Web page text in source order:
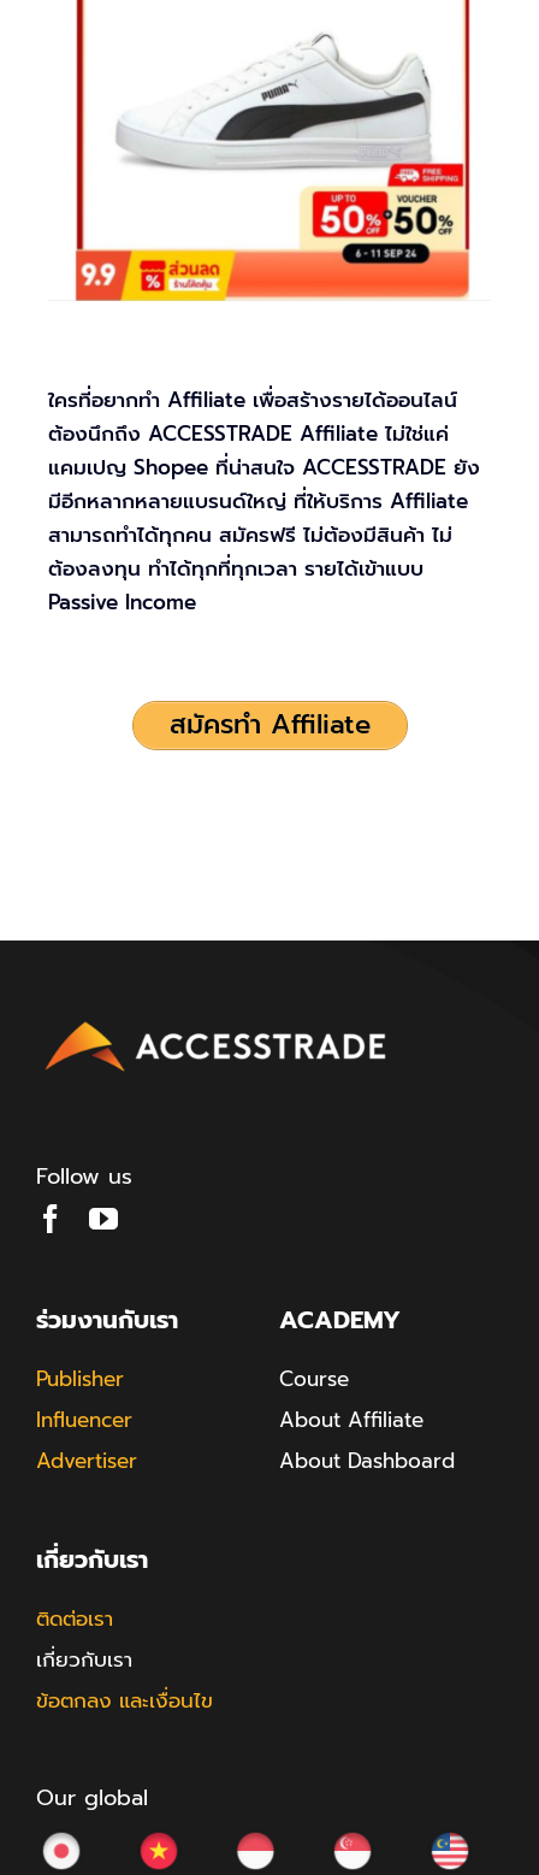
ใครที่อยากทำ Affiliate เพื่อสร้างรายได้ออนไลน์
ต้องนึกถึง ACCESSTRADE Affiliate ไม่ใช่แค่
แคมเปญ Shopee ที่น่าสนใจ ACCESSTRADE ยัง
มีอีกหลากหลายแบรนด์ใหญ่ ที่ให้บริการ Affiliate
สามารถทำได้ทุกคน สมัครฟรี ไม่ต้องมีสินค้า ไม่
ต้องลงทุน ทำได้ทุกที่ทุกเวลา รายได้เข้าแบบ
Passive Income
สมัครทำ Affiliate
Follow us
ร่วมงานกับเรา
Publisher
Influencer
Advertiser
ACADEMY
Course
About Affiliate
About Dashboard
เกี่ยวกับเรา
ติดต่อเรา
เกี่ยวกับเรา
ข้อตกลง และเงื่อนไข
Our global